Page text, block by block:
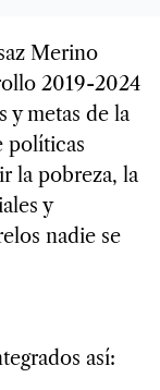
Merino
2019-2024
y metas de la
políticas
la pobreza, la
y
nadie se
así: